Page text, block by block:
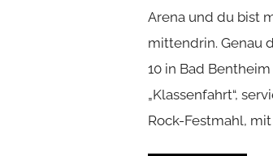
Arena und du bist
mittendrin. Genau
10 in Bad
„Klassenfahrt“,
Rock-Festmahl,